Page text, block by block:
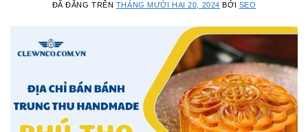
ĐÃ ĐĂNG TRÊN THÁNG MƯỜI HAI 20, 2024 BỞI SEO